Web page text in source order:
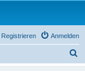
Anmelden
Registrieren